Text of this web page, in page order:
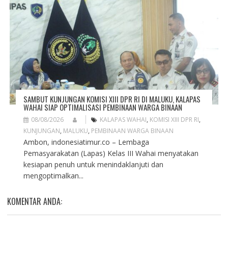
SAMBUT KUNJUNGAN KOMISI XIII DPR RI DI MALUKU, KALAPAS
WAHAI SIAP OPTIMALISASI PEMBINAAN WARGA BINAAN
08/08/2026 KALAPAS WAHAI, KOMISI XIII DPR RI,
KUNJUNGAN, MALUKU, PEMBINAAN WARGA BINAAN
Ambon, indonesiatimur.co – Lembaga
Pemasyarakatan (Lapas) Kelas III Wahai menyatakan
kesiapan penuh untuk menindaklanjuti dan
mengoptimalkan...
KOMENTAR ANDA: